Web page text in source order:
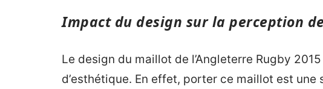
Impact du design sur la perception
Le design du maillot de l’Angleterre Rugby
d’esthétique. En effet, porter ce maillot est